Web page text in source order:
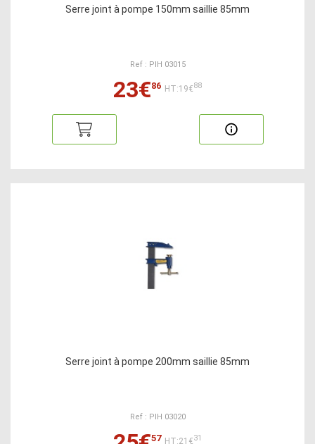
Serre joint à pompe 150mm saillie 85mm
Ref : PIH 03015
23€86 HT:19€88
Serre joint à pompe 200mm saillie 85mm
Ref : PIH 03020
57 HT:21€31